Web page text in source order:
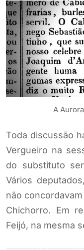
A
Toda discussão
Vergueiro na
do substituto
Vários
não
Chichorro. Em
Feijó, na mesma